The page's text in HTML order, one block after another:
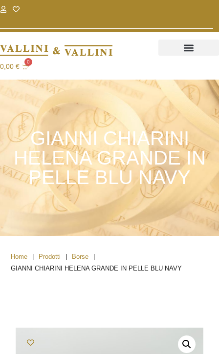
0,00 €
0
GIANNI CHIARINI
HELENA GRANDE IN
PELLE BLU NAVY
Home | Prodotti | Borse
|
GIANNI CHIARINI HELENA GRANDE IN PELLE BLU NAVY